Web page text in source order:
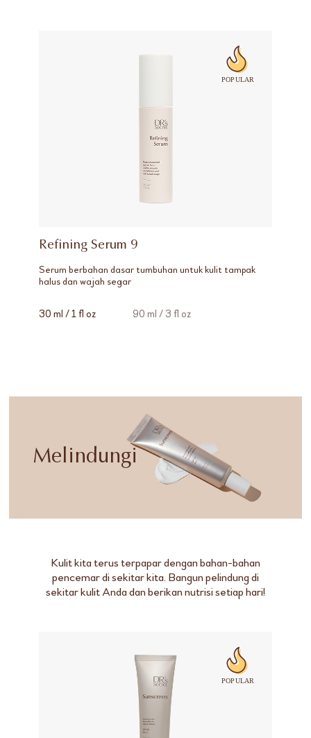
Refining Serum 9
Serum berbahan dasar tumbuhan untuk kulit tampak
halus dan wajah segar
30 ml / 1 fl oz 90 ml / 3 fl oz
Melindungi
Kulit kita terus terpapar dengan bahan-bahan
pencemar di sekitar kita. Bangun pelindung di
sekitar kulit Anda dan berikan nutrisi setiap hari!